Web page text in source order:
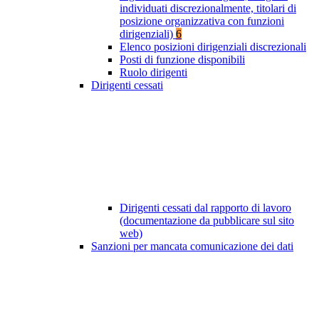
individuati discrezionalmente, titolari di
posizione organizzativa con funzioni
dirigenziali) 6
Elenco posizioni dirigenziali discrezionali
Posti di funzione disponibili
Ruolo dirigenti
Dirigenti cessati
Dirigenti cessati dal rapporto di lavoro
(documentazione da pubblicare sul sito
web)
Sanzioni per mancata comunicazione dei dati